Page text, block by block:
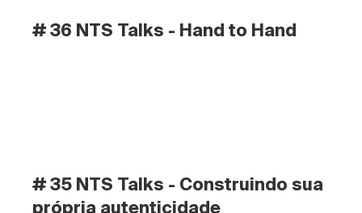
# 36 NTS Talks - Hand to Hand
# 35 NTS Talks - Construindo sua
própria autenticidade